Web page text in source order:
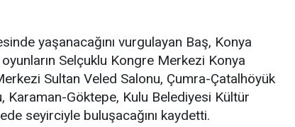
yaşanacağını vurgulayan Baş, Konya
Selçuklu Kongre Merkezi Konya
Sultan Veled Salonu, Çumra-Çatalhöyük
Karaman-Göktepe, Kulu Belediyesi Kültür
seyirciyle buluşacağını kaydetti.